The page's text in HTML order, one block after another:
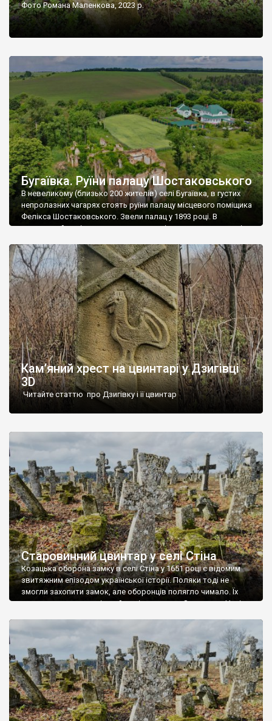
Фото Романа Маленкова, 2023 р.
Бугаївка. Руїни палацу Шостаковського
В невеликому (близько 200 жителів) селі Бугаївка, в густих
непролазних чагарях стоять руїни палацу місцевого поміщика
Фелікса Шостаковського. Звели палац у 1893 році. В
радянський період у ньому спочатку містилася школа, потім
століття тут розмістили туберкульозну лікарню. Коли із
палацу виїхала лікарня – ми точно не […]
Кам’яний хрест на цвинтарі у Дзигівці
3D
Читайте статтю про Дзигівку і її цвинтар
Старовинний цвинтар у селі Стіна
Козацька оборона замку в селі Стіна у 1651 році є відомим
звитяжним епізодом української історії. Поляки тоді не
змогли захопити замок, але оборонців полягло чимало. Їх
поховали на цвинтарі, який тоді називався Замковим. Нині на
ньому чимало хрестів 19 століття, є такі, де епітафії стер […]